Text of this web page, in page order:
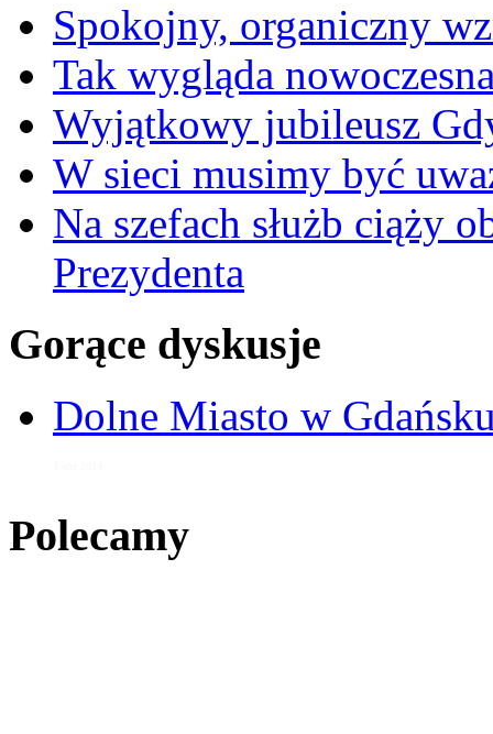
Spokojny, organiczny
Tak wygląda
Wyjątkowy jubileusz
W sieci musimy być
Na szefach służb ciąży
Prezydenta
Gorące dyskusje
Dolne Miasto w
Polecamy